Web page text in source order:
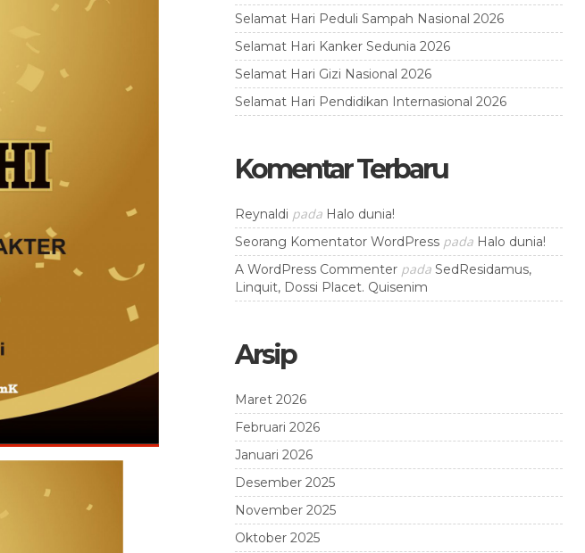
Selamat Hari Peduli Sampah Nasional 2026
Selamat Hari Kanker Sedunia 2026
Selamat Hari Gizi Nasional 2026
Selamat Hari Pendidikan Internasional 2026
Komentar Terbaru
Reynaldi pada Halo dunia!
Seorang Komentator WordPresspada Halo dunia!
A WordPress Commenterpada SedResidamus,
Linquit, Dossi Placet. Quisenim
Arsip
Maret 2026
Februari 2026
Januari 2026
Desember 2025
November 2025
Oktober 2025